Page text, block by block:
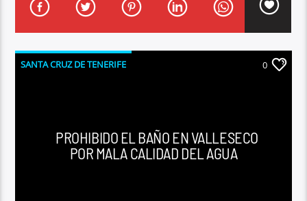
SANTA CRUZ DE TENERIFE 0
PROHIBIDO EL BAÑO EN VALLESECO
POR MALA CALIDAD DEL AGUA